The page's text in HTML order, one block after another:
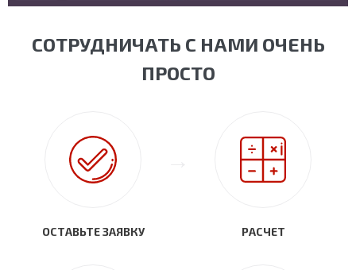
СОТРУДНИЧАТЬ С НАМИ ОЧЕНЬ
ПРОСТО
ОСТАВЬТЕ ЗАЯВКУ РАСЧЕТ